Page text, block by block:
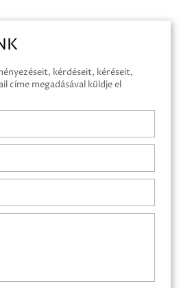
kérdéseit, kéréseit,
címe megadásával küldje el